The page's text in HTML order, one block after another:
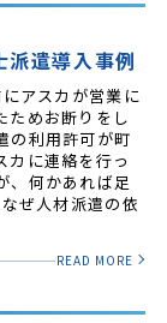
派遣導入事例
アスカが営業に
ためお断りをし
の利用許可が町
カに連絡を行っ
、何かあれば足
ぜ人材派遣の依
READ MORE